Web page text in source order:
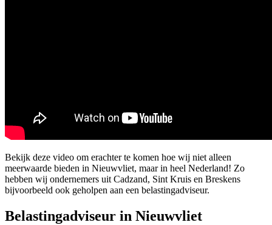
Bekijk deze video om erachter te komen hoe wij niet alleen
meerwaarde bieden in Nieuwvliet, maar in heel Nederland! Zo
hebben wij ondernemers uit Cadzand, Sint Kruis en Breskens
bijvoorbeeld ook geholpen aan een belastingadviseur.
Belastingadviseur in Nieuwvliet